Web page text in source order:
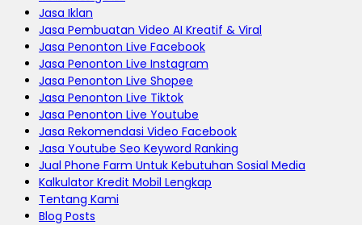
Jasa Iklan
Jasa Pembuatan Video AI Kreatif & Viral
Jasa Penonton Live Facebook
Jasa Penonton Live Instagram
Jasa Penonton Live Shopee
Jasa Penonton Live Tiktok
Jasa Penonton Live Youtube
Jasa Rekomendasi Video Facebook
Jasa Youtube Seo Keyword Ranking
Jual Phone Farm Untuk Kebutuhan Sosial Media
Kalkulator Kredit Mobil Lengkap
Tentang Kami
Blog Posts